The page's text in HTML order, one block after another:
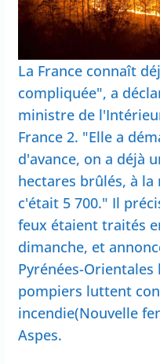
La France connaît
compliquée", a
ministre de
France 2. "Elle a
d'avance, on a déjà
hectares brûlés, à
c'était 5 700." Il
feux étaient traités
dimanche, et
Pyrénées-
pompiers luttent
incendie(Nouvelle
Aspes.